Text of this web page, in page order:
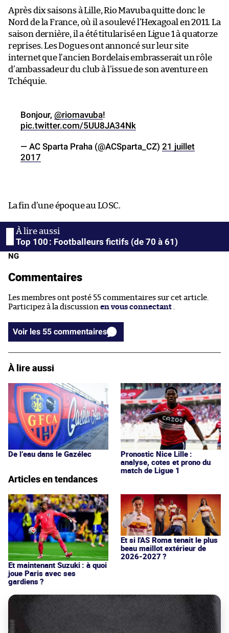
Après dix saisons à Lille, Rio Mavuba quitte donc le
Nord de la France, où il a soulevé l’Hexagoal en 2011. La
saison dernière, il a été titularisé en Ligue 1 à quatorze
reprises. Les Dogues ont annoncé sur leur site
internet que l’ancien Bordelais embrasserait un rôle
d’ambassadeur du club à l’issue de son aventure en
Tchéquie.
Bonjour, @riomavuba!
pic.twitter.com/5UU8JA34Nk
— AC Sparta Praha (@ACSparta_CZ) 21 juillet
2017
La fin d’une époque au LOSC.
Top 100 : Footballeurs fictifs (de 70 à 61)
NG
Commentaires
Les membres ont posté 55 commentaires sur cet article.
Participez à la discussion en vous connectant
Voir les 55 commentaires
À lire aussi
De l’eau dans le Gazélec
Pronostic Nice Lille :
analyse, cotes et prono du
match de Ligue 1
Articles en tendances
Et maintenant Suzuki : à quoi
joue Paris avec ses
gardiens ?
Et si l'AS Roma tenait le plus
beau maillot extérieur de
2026-2027 ?